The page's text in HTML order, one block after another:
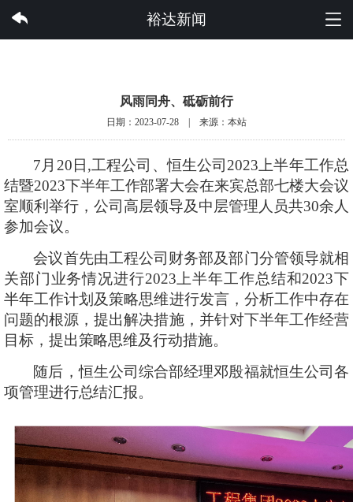
华体会体育集团有限公司
裕达新闻
风雨同舟、砥砺前行
日期：2023-07-28 | 来源：本站
7月20日,工程公司、恒生公司2023上半年工作总
结暨2023下半年工作部署大会在来宾总部七楼大会议
室顺利举行，公司高层领导及中层管理人员共30余人
参加会议。
会议首先由工程公司财务部及部门分管领导就相
关部门业务情况进行2023上半年工作总结和2023下
半年工作计划及策略思维进行发言，分析工作中存在
问题的根源，提出解决措施，并针对下半年工作经营
目标，提出策略思维及行动措施。
随后，恒生公司综合部经理邓殷福就恒生公司各
项管理进行总结汇报。